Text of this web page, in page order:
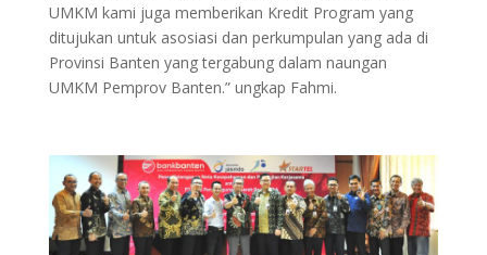
UMKM kami juga memberikan Kredit Program yang
ditujukan untuk asosiasi dan perkumpulan yang ada di
Provinsi Banten yang tergabung dalam naungan
UMKM Pemprov Banten.” ungkap Fahmi.